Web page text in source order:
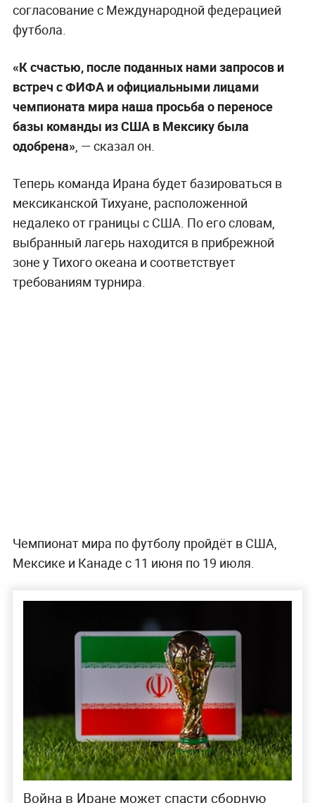
согласование с Международной федерацией
футбола.
«К счастью, после поданных нами запросов и
встреч с ФИФА и официальными лицами
чемпионата мира наша просьба о переносе
базы команды из США в Мексику была
одобрена», — сказал он.
Теперь команда Ирана будет базироваться в
мексиканской Тихуане, расположенной
недалеко от границы с США. По его словам,
выбранный лагерь находится в прибрежной
зоне у Тихого океана и соответствует
требованиям турнира.
Чемпионат мира по футболу пройдёт в США,
Мексике и Канаде с 11 июня по 19 июля.
Война в Иране может спасти сборную